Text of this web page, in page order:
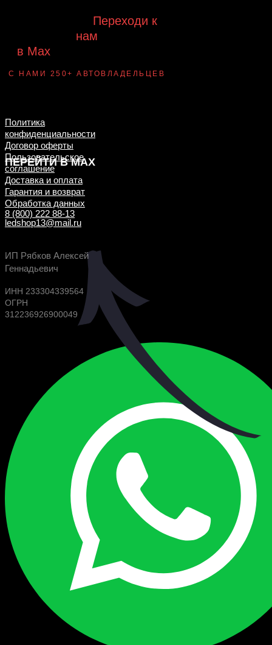
Переходи к
нам
в Max
С НАМИ 250+ АВТОВЛАДЕЛЬЦЕВ
ПЕРЕЙТИ В MAX
Будь в курсе выгодных предложений,
новых поступлений на склад
Политика
конфиденциальности
Договор оферты
Пользовательское
соглашение
Доставка и оплата
Гарантия и возврат
Обработка данных
8 (800) 222 88-13
ledshop13@mail.ru
ИП Рябков Алексей
Геннадьевич
ИНН 233304339564
ОГРН
312236926900049